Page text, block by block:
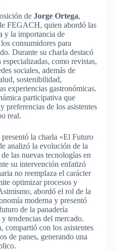
de Jorge Ortega,
FEGACH, quien abordó las
y la importancia de
consumidores para
Durante su charla destacó
como revistas,
sociales, además de
sostenibilidad,
experiencias gastronómicas.
participativa que
preferencias de los asistentes
real.
presentó la charla «El Futuro
analizó la evolución de la
las nuevas tecnologías en
su intervención enfatizó
no reemplaza el carácter
optimizar procesos y
abordó el rol de la
moderna y presentó
de la panadería
tendencias del mercado.
compartió con los asistentes
de panes, generando una